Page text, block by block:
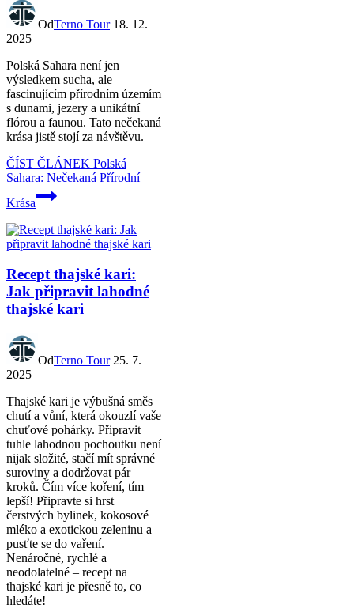
OdTerno Tour 18. 12.
2025
Polská Sahara není jen
výsledkem sucha, ale
fascinujícím přírodním územím
s dunami, jezery a unikátní
flórou a faunou. Tato nečekaná
krása jistě stojí za návštěvu.
ČÍST ČLÁNEK Polská
Sahara: Nečekaná Přírodní
Krása
Recept thajské kari:
Jak připravit lahodné
thajské kari
OdTerno Tour 25. 7.
2025
Thajské kari je výbušná směs
chutí a vůní, která okouzlí vaše
chuťové pohárky. Připravit
tuhle lahodnou pochoutku není
nijak složité, stačí mít správné
suroviny a dodržovat pár
kroků. Čím více koření, tím
lepší! Připravte si hrst
čerstvých bylinek, kokosové
mléko a exotickou zeleninu a
pusťte se do vaření.
Nenáročné, rychlé a
neodolatelné – recept na
thajské kari je přesně to, co
hledáte!